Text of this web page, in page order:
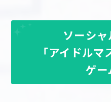
ソーシ
「アイドル
ゲー